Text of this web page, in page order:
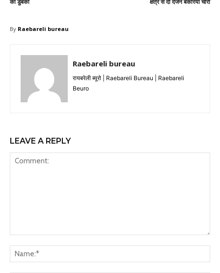
की डुबकी
क्षेत्र से दो दर्जन बकरियां चोरी
By Raebareli bureau
Raebareli bureau
रायबरेली ब्यूरो | Raebareli Bureau | Raebareli
Beuro
LEAVE A REPLY